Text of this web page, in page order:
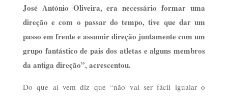
José António Oliveira, era necessário formar uma
direção e com o passar do tempo, tive que dar um
passo em frente e assumir direção juntamente com um
grupo fantástico de pais dos atletas e alguns membros
da antiga direção”, acrescentou.
Do que aí vem diz que “não vai ser fácil igualar o